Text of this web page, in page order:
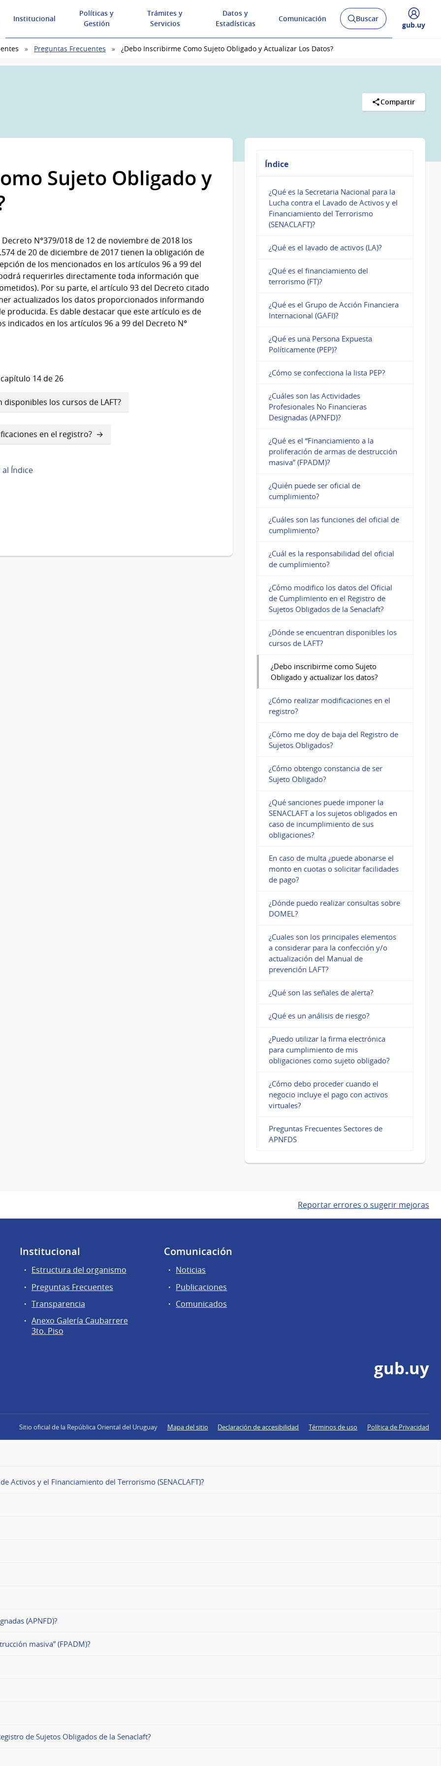
Institucional
Políticas y
Gestión
Trámites y
Servicios
Datos y
Estadísticas
Comunicación
AbrirBuscar
Desplegar
gub.uy
Preguntas Frecuentes ¿Debo Inscribirme Como Sujeto Obligado y Actualizar Los Datos?
Compartir
Sujeto Obligado y
N°379/018 de 12 de noviembre de 2018 los
de 20 de diciembre de 2017 tienen la obligación de
de los mencionados en los artículos 96 a 99 del
requerirles directamente toda información que
Por su parte, el artículo 93 del Decreto citado
actualizados los datos proporcionados informando
producida. Es dable destacar que este artículo es de
indicados en los artículos 96 a 99 del Decreto N°
14 de 26
los cursos de LAFT?
en el registro?
al Índice
Índice
¿Qué es la Secretaria Nacional para la
Lucha contra el Lavado de Activos y el
Financiamiento del Terrorismo
(SENACLAFT)?
¿Qué es el lavado de activos (LA)?
¿Qué es el financiamiento del
terrorismo (FT)?
¿Qué es el Grupo de Acción Financiera
Internacional (GAFI)?
¿Qué es una Persona Expuesta
Políticamente (PEP)?
¿Cómo se confecciona la lista PEP?
¿Cuáles son las Actividades
Profesionales No Financieras
Designadas (APNFD)?
¿Qué es el “Financiamiento a la
proliferación de armas de destrucción
masiva” (FPADM)?
¿Quién puede ser oficial de
cumplimiento?
¿Cuáles son las funciones del oficial de
cumplimiento?
¿Cuál es la responsabilidad del oficial
de cumplimiento?
¿Cómo modifico los datos del Oficial
de Cumplimiento en el Registro de
Sujetos Obligados de la Senaclaft?
¿Dónde se encuentran disponibles los
cursos de LAFT?
¿Debo inscribirme como Sujeto
Obligado y actualizar los datos?
¿Cómo realizar modificaciones en el
registro?
¿Cómo me doy de baja del Registro de
Sujetos Obligados?
¿Cómo obtengo constancia de ser
Sujeto Obligado?
¿Qué sanciones puede imponer la
SENACLAFT a los sujetos obligados en
caso de incumplimiento de sus
obligaciones?
En caso de multa ¿puede abonarse el
monto en cuotas o solicitar facilidades
de pago?
¿Dónde puedo realizar consultas sobre
DOMEL?
¿Cuales son los principales elementos
a considerar para la confección y/o
actualización del Manual de
prevención LAFT?
¿Qué son las señales de alerta?
¿Qué es un análisis de riesgo?
¿Puedo utilizar la firma electrónica
para cumplimiento de mis
obligaciones como sujeto obligado?
¿Cómo debo proceder cuando el
negocio incluye el pago con activos
virtuales?
Preguntas Frecuentes Sectores de
APNFDS
Reportar errores o sugerir mejoras
Institucional
Estructura del organismo
Preguntas Frecuentes
Transparencia
Anexo Galería Caubarrere
3to. Piso
Comunicación
Noticias
Publicaciones
Comunicados
gub.uy
Sitio oficial de la República Oriental del Uruguay Mapa del sitio Declaración de accesibilidad Términos de uso Política de Privacidad
Activos y el Financiamiento del Terrorismo (SENACLAFT)?
(APNFD)?
masiva” (FPADM)?
de Sujetos Obligados de la Senaclaft?